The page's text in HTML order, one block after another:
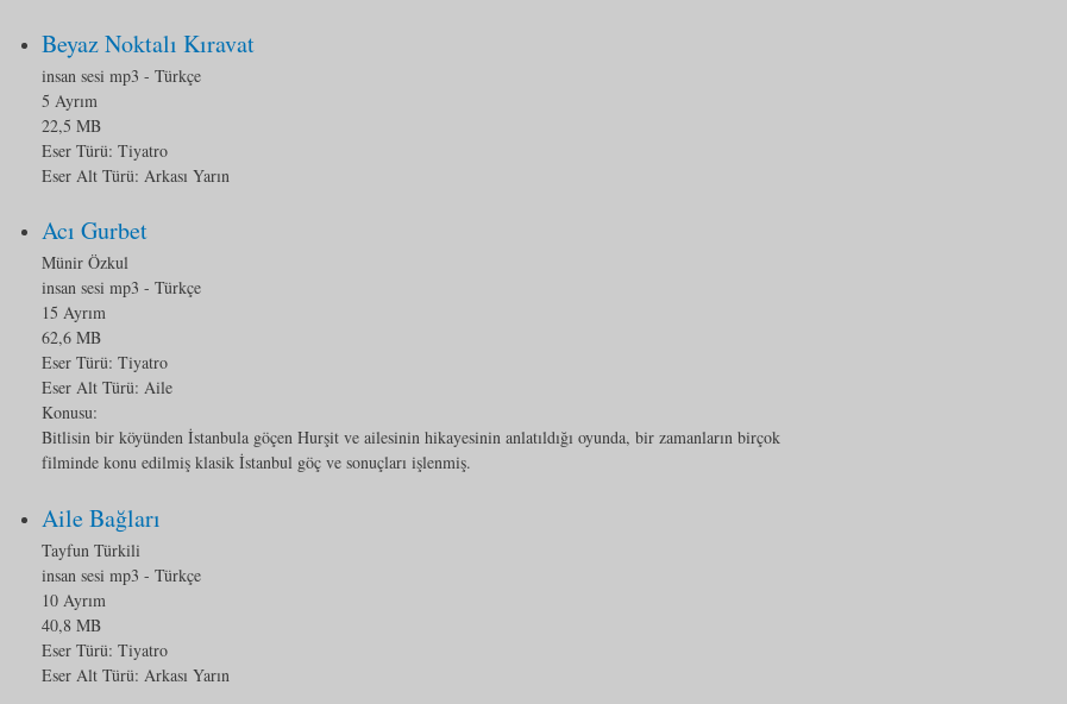
Beyaz Noktalı Kıravat
insan sesi mp3 - Türkçe
5 Ayrım
22,5 MB
Eser Türü: Tiyatro
Eser Alt Türü: Arkası Yarın
Acı Gurbet
Münir Özkul
insan sesi mp3 - Türkçe
15 Ayrım
62,6 MB
Eser Türü: Tiyatro
Eser Alt Türü: Aile
Konusu:
Bitlisin bir köyünden İstanbula göçen Hurşit ve ailesinin hikayesinin anlatıldığı oyunda, bir zamanların birçok
filminde konu edilmiş klasik İstanbul göç ve sonuçları işlenmiş.
Aile Bağları
Tayfun Türkili
insan sesi mp3 - Türkçe
10 Ayrım
40,8 MB
Eser Türü: Tiyatro
Eser Alt Türü: Arkası Yarın